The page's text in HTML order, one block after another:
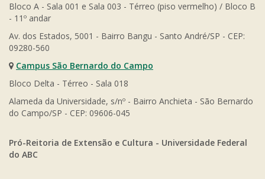
Bloco A - Sala 001 e Sala 003 - Térreo (piso vermelho) / Bloco B
- 11º andar
Av. dos Estados, 5001 - Bairro Bangu - Santo André/SP - CEP:
09280-560
Campus São Bernardo do Campo
Bloco Delta - Térreo - Sala 018
Alameda da Universidade, s/nº - Bairro Anchieta - São Bernardo
do Campo/SP - CEP: 09606-045
Pró-Reitoria de Extensão e Cultura - Universidade Federal
do ABC